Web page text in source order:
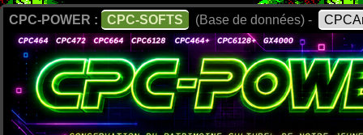
CPC-POWER : CPC-SOFTS (Base de données) -